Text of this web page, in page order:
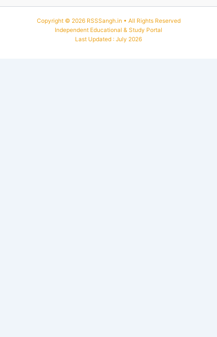
Copyright © 2026 RSSSangh.in • All Rights Reserved
Independent Educational & Study Portal
Last Updated : July 2026